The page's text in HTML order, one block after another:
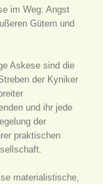
im Weg: Angst
Gütern und
Askese sind die
der Kyniker
und ihr jede
der
praktischen
materialistische,